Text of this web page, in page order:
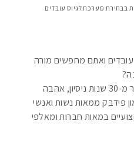
בבחירת מערכת לגיוס עובדים
ואתם מחפשים מורה
יש לנו כמה טיפים שבאים מיותר מ-30 שנות ניסיון, אהבה
פידבק ממאות נשות ואנשי
במאות חברות ומאלפי